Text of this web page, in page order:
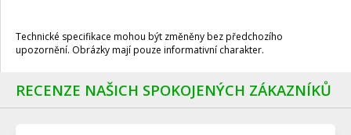
Technické specifikace mohou být změněny bez předchozího
upozornění. Obrázky mají pouze informativní charakter.
RECENZE NAŠICH SPOKOJENÝCH ZÁKAZNÍKŮ